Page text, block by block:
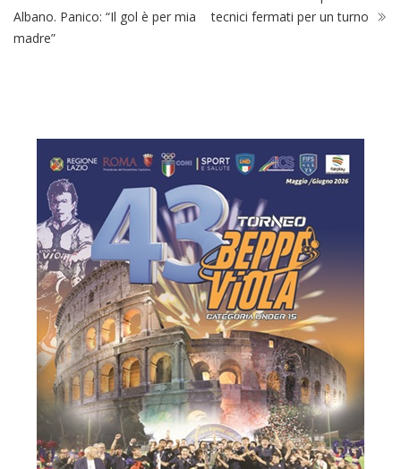
Albano. Panico: “Il gol è per mia
madre”
tecnici fermati per un turno